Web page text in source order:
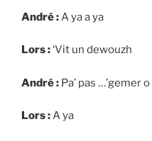
André : A ya a ya
Lors :‘Vit un dewouzh
André : Pa’ pas …’gemer
Lors :A ya